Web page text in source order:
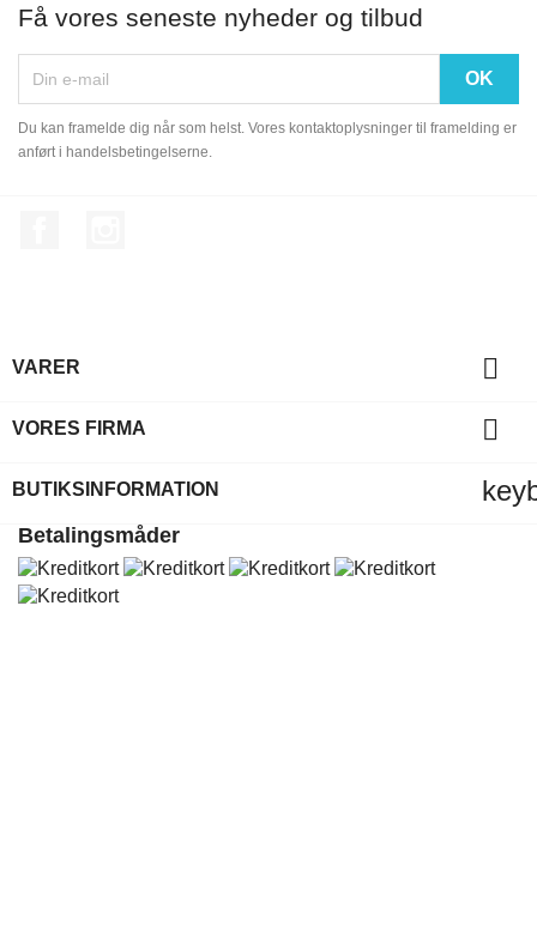
Få vores seneste nyheder og tilbud
Du kan framelde dig når som helst. Vores kontaktoplysninger til framelding er
anført i handelsbetingelserne.
VARER 
VORES FIRMA 
BUTIKSINFORMATION
Betalingsmåder